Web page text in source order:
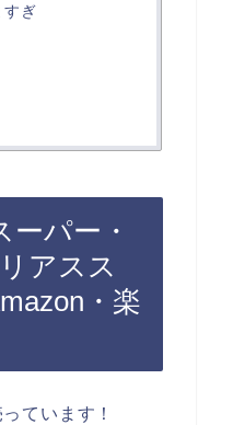
すぎ
パー・
アスス
・楽
ています！